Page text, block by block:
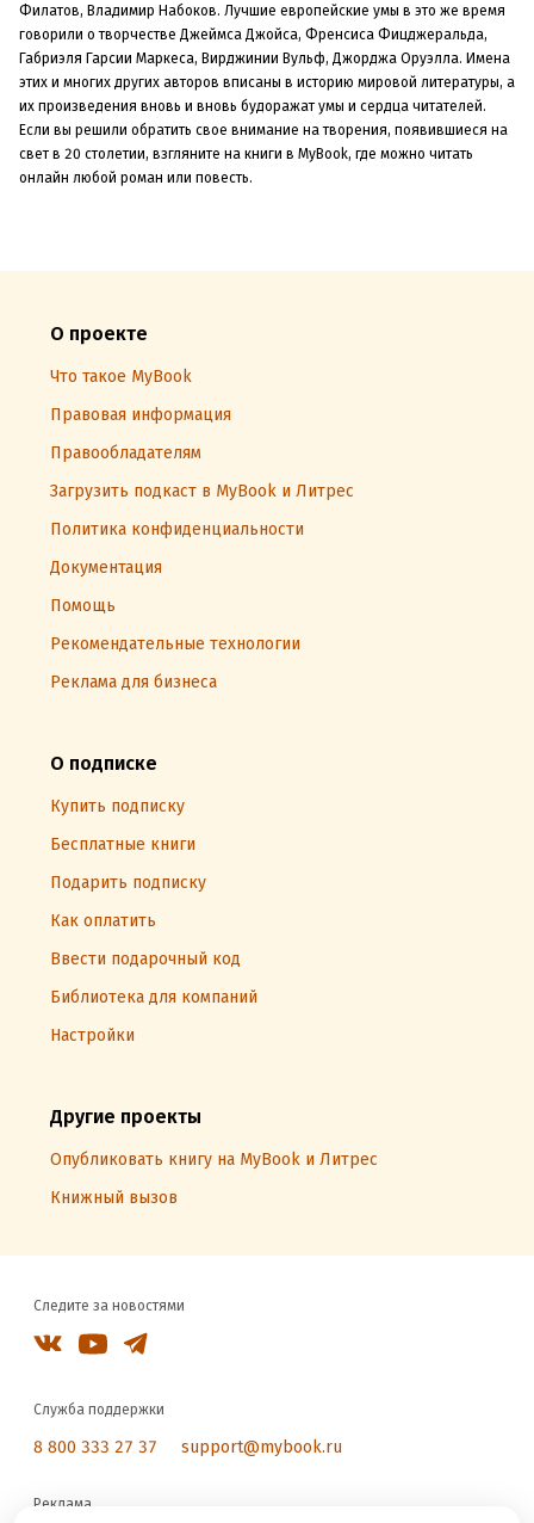
Филатов, Владимир Набоков. Лучшие европейские умы в это же время
говорили о творчестве Джеймса Джойса, Френсиса Фицджеральда,
Габриэля Гарсии Маркеса, Вирджинии Вульф, Джорджа Оруэлла. Имена
этих и многих других авторов вписаны в историю мировой литературы, а
их произведения вновь и вновь будоражат умы и сердца читателей.
Если вы решили обратить свое внимание на творения, появившиеся на
свет в 20 столетии, взгляните на книги в MyBook, где можно читать
онлайн любой роман или повесть.
О проекте
Что такое MyBook
Правовая информация
Правообладателям
Загрузить подкаст в MyBook и Литрес
Политика конфиденциальности
Документация
Помощь
Рекомендательные технологии
Реклама для бизнеса
О подписке
Купить подписку
Бесплатные книги
Подарить подписку
Как оплатить
Ввести подарочный код
Библиотека для компаний
Настройки
Другие проекты
Опубликовать книгу на MyBook и Литрес
Книжный вызов
Следите за новостями
Служба поддержки
8 800 333 27 37 support@mybook.ru
Реклама